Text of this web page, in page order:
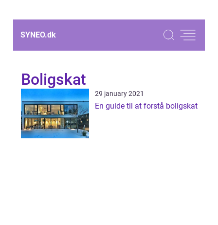
SYNEO.dk
Boligskat
29 january 2021
En guide til at forstå boligskat